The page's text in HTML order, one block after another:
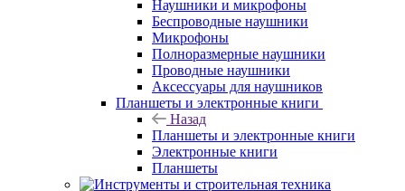
Наушники и микрофоны
Беспроводные наушники
Микрофоны
Полноразмерные наушники
Проводные наушники
Аксессуары для наушников
Планшеты и электронные книги
Назад
Планшеты и электронные книги
Электронные книги
Планшеты